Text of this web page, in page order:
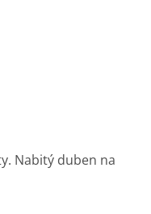
Nabitý duben na